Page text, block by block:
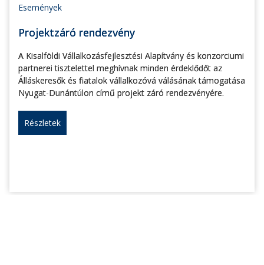
Események
Projektzáró rendezvény
A Kisalföldi Vállalkozásfejlesztési Alapítvány és konzorciumi
partnerei tisztelettel meghívnak minden érdeklődőt az
Álláskeresők és fiatalok vállalkozóvá válásának támogatása
Nyugat-Dunántúlon című projekt záró rendezvényére.
Részletek